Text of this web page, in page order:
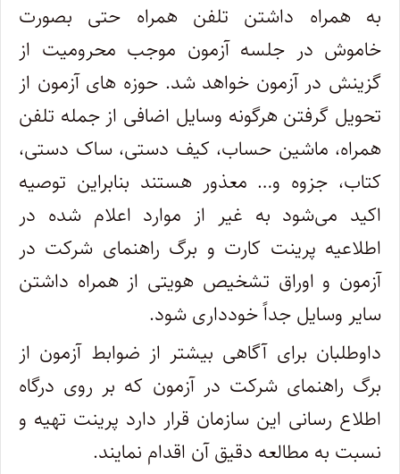
به همراه داشتن تلفن همراه حتی بصورت
خاموش در جلسه آزمون موجب محرومیت از
گزینش در آزمون خواهد شد. حوزه های آزمون از
تحویل گرفتن هرگونه وسایل اضافی از جمله تلفن
همراه، ماشین حساب، کیف دستی، ساک دستی،
کتاب، جزوه و… معذور هستند بنابراین توصیه
اکید می‌شود به غیر از موارد اعلام شده در
اطلاعیه پرینت کارت و برگ راهنمای شرکت در
آزمون و اوراق تشخیص هویتی از همراه داشتن
سایر وسایل جداً خودداری شود.
داوطلبان برای آگاهی بیشتر از ضوابط آزمون از
برگ راهنمای شرکت در آزمون که بر روی درگاه
اطلاع رسانی این سازمان قرار دارد پرینت تهیه و
نسبت به مطالعه دقیق آن اقدام نمایند.